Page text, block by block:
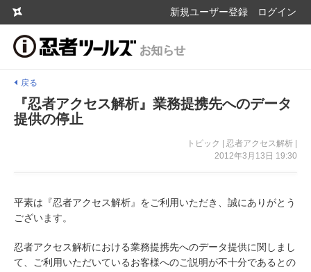
新規ユーザー登録 ログイン
戻る
『忍者アクセス解析』業務提携先へのデータ
提供の停止
トピック | 忍者アクセス解析 |
2012年3月13日 19:30
平素は『忍者アクセス解析』をご利用いただき、誠にありがとう
ございます。
忍者アクセス解析における業務提携先へのデータ提供に関しまし
て、ご利用いただいているお客様へのご説明が不十分であるとの